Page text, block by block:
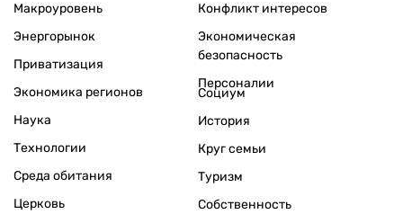
Макроуровень
Энергорынок
Приватизация
Экономика регионов
Конфликт интересов
Экономическая
безопасность
Персоналии
Наука
Технологии
Среда обитания
Церковь
Социум
История
Круг семьи
Туризм
Собственность